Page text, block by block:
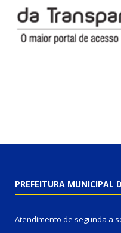
PREFEITURA MUNICIPAL
Atendimento de segunda a